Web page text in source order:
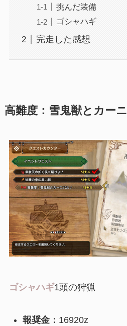
挑んだ装備
ゴシャハギ
完走した感想
高難度：雪鬼獣とカー
ゴシャハギ1頭の狩猟
報奨金： 16920z